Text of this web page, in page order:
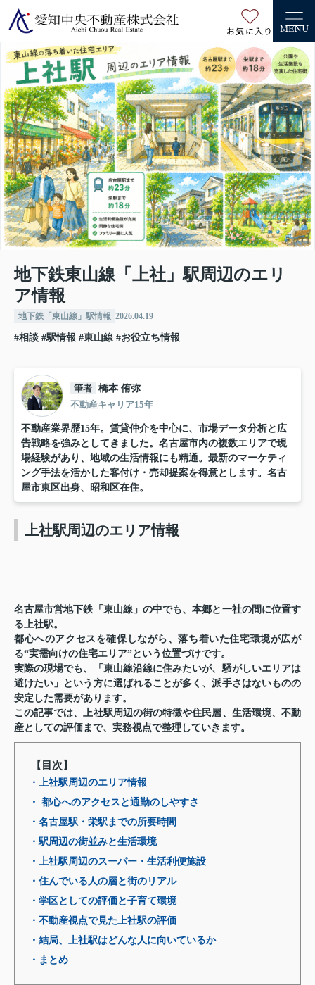
お気に入り MENU
地下鉄東山線「上社」駅周辺のエリ
ア情報
地下鉄「東山線」駅情報 2026.04.19
#相談 #駅情報 #東山線 #お役立ち情報
筆者 橋本 侑弥
不動産キャリア15年
不動産業界歴15年。賃貸仲介を中心に、市場データ分析と広
告戦略を強みとしてきました。名古屋市内の複数エリアで現
場経験があり、地域の生活情報にも精通。最新のマーケティ
ング手法を活かした客付け・売却提案を得意とします。名古
屋市東区出身、昭和区在住。
上社駅周辺のエリア情報
名古屋市営地下鉄「東山線」の中でも、本郷と一社の間に位置す
る上社駅。
都心へのアクセスを確保しながら、落ち着いた住宅環境が広が
る“実需向けの住宅エリア”という位置づけです。
実際の現場でも、「東山線沿線に住みたいが、騒がしいエリアは
避けたい」という方に選ばれることが多く、派手さはないものの
安定した需要があります。
この記事では、上社駅周辺の街の特徴や住民層、生活環境、不動
産としての評価まで、実務視点で整理していきます。
【目次】
・上社駅周辺のエリア情報
・ 都心へのアクセスと通勤のしやすさ
・名古屋駅・栄駅までの所要時間
・駅周辺の街並みと生活環境
・上社駅周辺のスーパー・生活利便施設
・住んでいる人の層と街のリアル
・学区としての評価と子育て環境
・不動産視点で見た上社駅の評価
・結局、上社駅はどんな人に向いているか
・まとめ